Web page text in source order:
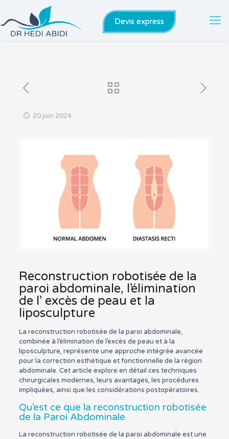
Devis express
20 juin 2024
Reconstruction robotisée de la
paroi abdominale, l’élimination
de l’ excès de peau et la
liposculpture
La reconstruction robotisée de la paroi abdominale,
combinée à l’élimination de l’excès de peau et à la
liposculpture, représente une approche intégrée avancée
pour la correction esthétique et fonctionnelle de la région
abdominale. Cet article explore en détail ces techniques
chirurgicales modernes, leurs avantages, les procédures
impliquées, ainsi que les considérations postopératoires.
Qu’est ce que la reconstruction robotisée
de la Paroi Abdominale
La reconstruction robotisée de la paroi abdominale est une